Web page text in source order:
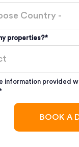
properties?*
information provided